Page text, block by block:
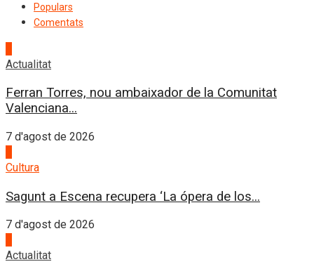
Populars
Comentats
Actualitat
Ferran Torres, nou ambaixador de la Comunitat
Valenciana...
7 d'agost de 2026
Cultura
Sagunt a Escena recupera ‘La ópera de los...
7 d'agost de 2026
Actualitat